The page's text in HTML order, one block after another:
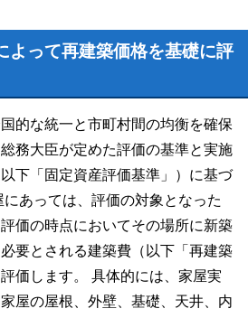
よって再建築価格を基礎に評
的な統一と市町村間の均衡を確保
務大臣が定めた評価の基準と実施
下「固定資産評価基準」）に基づ
あっては、評価の対象となった
価の時点においてその場所に新築
要とされる建築費（以下「再建築
価します。 具体的には、家屋実
屋の屋根、外壁、基礎、天井、内